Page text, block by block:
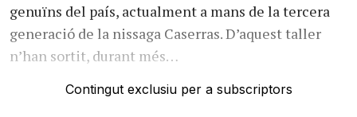
genuïns del país, actualment a mans de la tercera
generació de la nissaga Caserras. D’aquest taller
n’han sortit, durant més…
Contingut exclusiu per a subscriptors